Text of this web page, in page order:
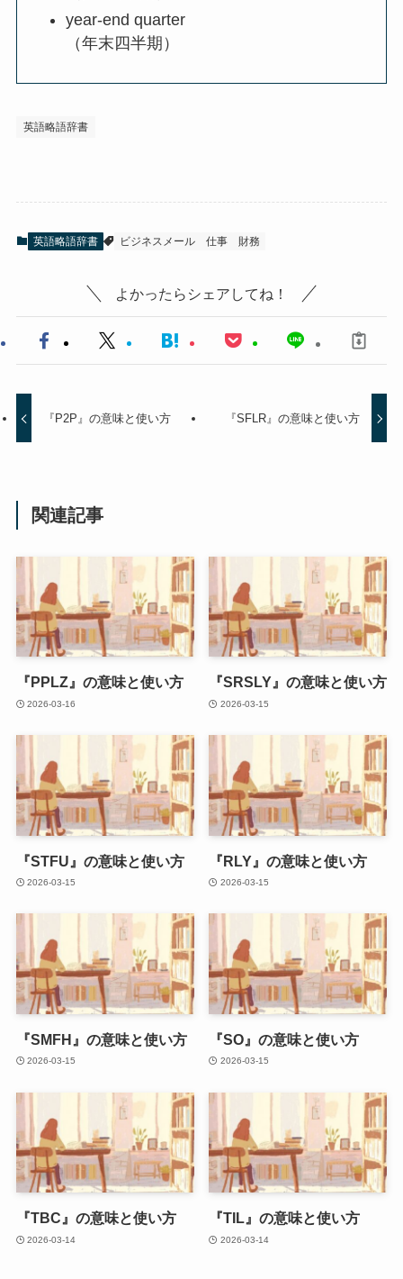
year-end quarter
（年末四半期）
英語略語辞書
英語略語辞書 ビジネスメール 仕事 財務
よかったらシェアしてね！
『P2P』の意味と使い方 『SFLR』の意味と使い方
関連記事
『PPLZ』の意味と使い方
2026-03-16
『SRSLY』の意味と使い方
2026-03-15
『STFU』の意味と使い方
2026-03-15
『RLY』の意味と使い方
2026-03-15
『SMFH』の意味と使い方
2026-03-15
『SO』の意味と使い方
2026-03-15
『TBC』の意味と使い方
2026-03-14
『TIL』の意味と使い方
2026-03-14